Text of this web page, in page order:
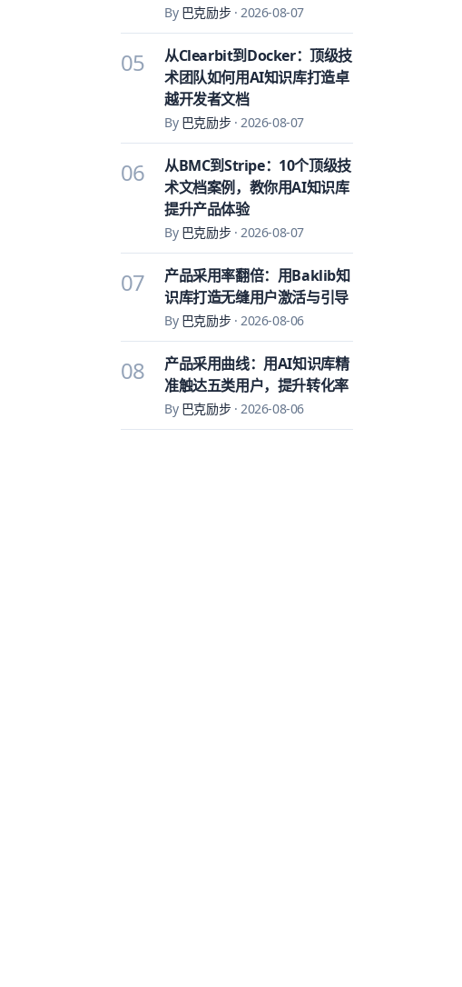
By 巴克励步·2026-08-07
05
从Clearbit到Docker：顶级技
术团队如何用AI知识库打造卓
越开发者文档
By 巴克励步·2026-08-07
06
从BMC到Stripe：10个顶级技
术文档案例，教你用AI知识库
提升产品体验
By 巴克励步·2026-08-07
07
产品采用率翻倍：用Baklib知
识库打造无缝用户激活与引导
By 巴克励步·2026-08-06
08
产品采用曲线：用AI知识库精
准触达五类用户，提升转化率
By 巴克励步·2026-08-06